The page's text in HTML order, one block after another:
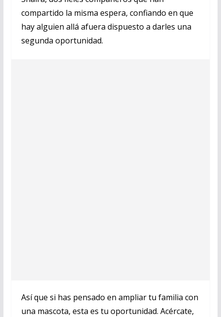
compartido la misma espera, confiando en que
hay alguien allá afuera dispuesto a darles una
segunda oportunidad.
Así que si has pensado en ampliar tu familia con
una mascota, esta es tu oportunidad. Acércate,